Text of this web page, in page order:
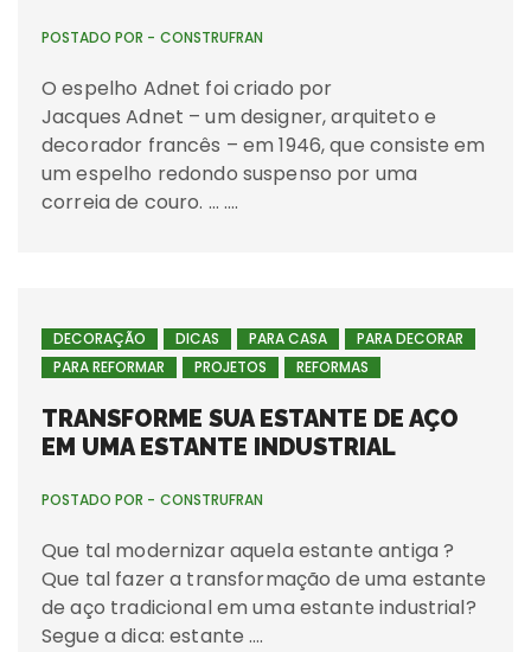
POSTADO POR - CONSTRUFRAN
O espelho Adnet foi criado por
Jacques Adnet – um designer, arquiteto e
decorador francês – em 1946, que consiste em
um espelho redondo suspenso por uma
correia de couro. … ….
DECORAÇÃO DICAS PARA CASA
PARA DECORAR
PARA REFORMAR
PROJETOS REFORMAS
TRANSFORME SUA ESTANTE DE AÇO
EM UMA ESTANTE INDUSTRIAL
POSTADO POR - CONSTRUFRAN
Que tal modernizar aquela estante antiga ?
Que tal fazer a transformação de uma estante
de aço tradicional em uma estante industrial?
Segue a dica: estante ….